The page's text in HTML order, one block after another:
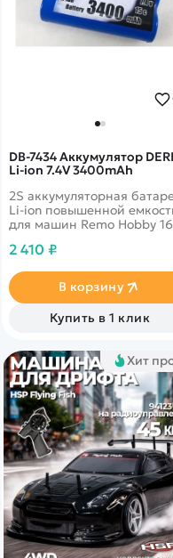
DB-7434 Аккумулятор
Li-ion 7.4V 3400mAh
2S аккумуляторная
Li-ion повышенной
для машин Remo Hobby
2 410 ₽
В корзину
Купить в 1 клик
Хит